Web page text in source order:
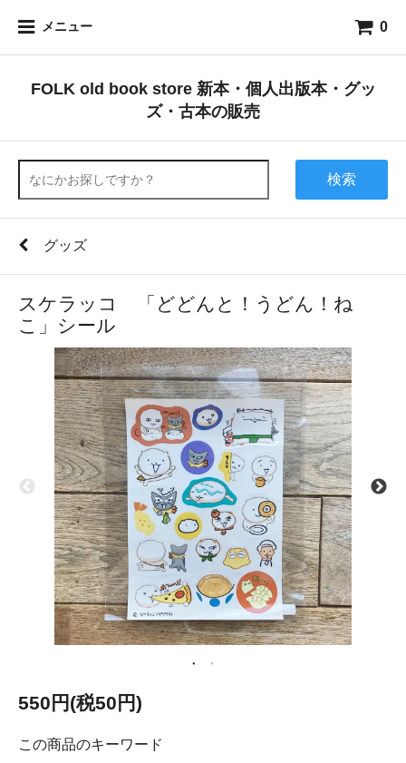
メニュー 0
FOLK old book store 新本・個人出版本・グッ
ズ・古本の販売
検索
グッズ
スケラッコ 「どどんと！うどん！ね
こ」シール
550円(税50円)
この商品のキーワード